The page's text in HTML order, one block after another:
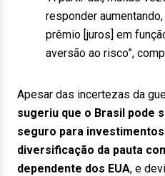
responder
prêmio [juros] em
aversão ao risco”,
Apesar das incertezas da
sugeriu que o Brasil pode
seguro para
diversificação da pauta
dependente dos EUA, e